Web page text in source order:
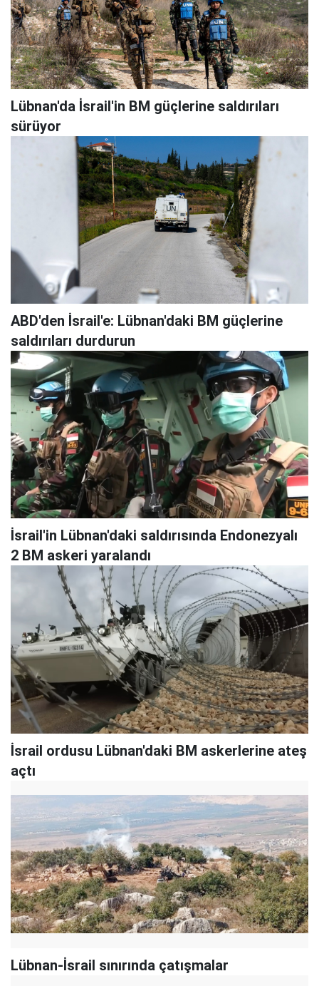
Lübnan'da İsrail'in BM güçlerine saldırıları
sürüyor
ABD'den İsrail'e: Lübnan'daki BM güçlerine
saldırıları durdurun
İsrail'in Lübnan'daki saldırısında Endonezyalı
2 BM askeri yaralandı
İsrail ordusu Lübnan'daki BM askerlerine ateş
açtı
Lübnan-İsrail sınırında çatışmalar